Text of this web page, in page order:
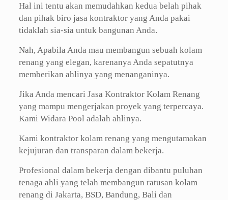
Hal ini tentu akan memudahkan kedua belah pihak
dan pihak biro jasa kontraktor yang Anda pakai
tidaklah sia-sia untuk bangunan Anda.
Nah, Apabila Anda mau membangun sebuah kolam
renang yang elegan, karenanya Anda sepatutnya
memberikan ahlinya yang menanganinya.
Jika Anda mencari Jasa Kontraktor Kolam Renang
yang mampu mengerjakan proyek yang terpercaya.
Kami Widara Pool adalah ahlinya.
Kami kontraktor kolam renang yang mengutamakan
kejujuran dan transparan dalam bekerja.
Profesional dalam bekerja dengan dibantu puluhan
tenaga ahli yang telah membangun ratusan kolam
renang di Jakarta, BSD, Bandung, Bali dan